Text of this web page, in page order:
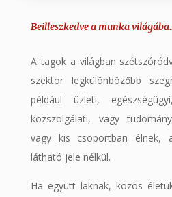
Beilleszkedve a munka
A tagok a világban
szektor legkülönbözőbb
például üzleti,
közszolgálati, vagy
vagy kis csoportban élnek,
látható jele nélkül.
Ha együtt laknak, közös